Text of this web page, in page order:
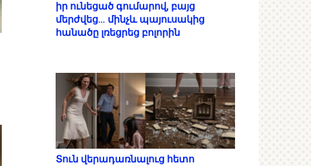
իր ունեցած գումարով, բայց
մերժվեց… մինչև պայուսակից
հանածը լռեցրեց բոլորին
Տուն վերադառնալուց հետո